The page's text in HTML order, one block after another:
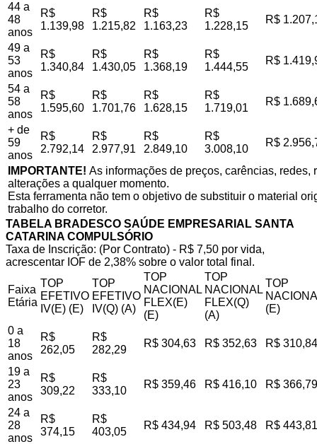
44 a
48
anos
R$
1.139,98
R$
1.215,82
R$
1.163,23
R$
1.228,15
R$
49 a
53
anos
R$
1.340,84
R$
1.430,05
R$
1.368,19
R$
1.444,55
R$
54 a
58
anos
R$
1.595,60
R$
1.701,76
R$
1.628,15
R$
1.719,01
R$
+ de
59
anos
R$
2.792,14
R$
2.977,91
R$
2.849,10
R$
3.008,10
R$
IMPORTANTE! As informações de preços, carências,
alterações a qualquer momento.
Esta ferramenta não tem o objetivo de substituir o material
trabalho do corretor.
TABELA BRADESCO SAÚDE EMPRESARIAL SANTA
CATARINA COMPULSÓRIO
Taxa de Inscrição: (Por Contrato) - R$ 7,50 por vida,
acrescentar IOF de 2,38% sobre o valor total final.
Faixa
Etária
TOP
EFETIVO
IV(E) (E)
TOP
EFETIVO
IV(Q) (A)
TOP
NACIONAL
FLEX(E)
(E)
TOP
NACIONAL
FLEX(Q)
(A)
TOP
(E)
0 a
18
anos
R$
262,05
R$
282,29
R$ 304,63 R$ 352,63 R$ 310,84
19 a
23
anos
R$
309,22
R$
333,10
R$ 359,46 R$ 416,10 R$ 366,79
24 a
28
anos
R$
374,15
R$
403,05
R$ 434,94 R$ 503,48 R$ 443,81